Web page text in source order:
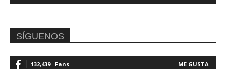
SÍGUENOS
132,439 Fans ME GUSTA